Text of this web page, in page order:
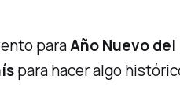
paraAño Nuevo del
para hacer algo